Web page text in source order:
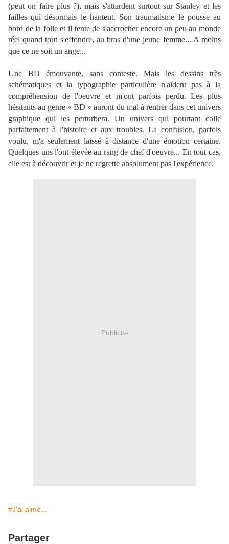
(peut on faire plus ?), mais s'attardent surtout sur Stanley et les
failles qui désormais le hantent. Son traumatisme le pousse au
bord de la folie et il tente de s'accrocher encore un peu au monde
réel quand tout s'effondre, au bras d'une jeune femme... A moins
que ce ne soit un ange...
Une BD émouvante, sans conteste. Mais les dessins très
schématiques et la typographie particulière n'aident pas à la
compréhension de l'oeuvre et m'ont parfois perdu. Les plus
hésitants au genre « BD » auront du mal à rentrer dans cet univers
graphique qui les perturbera. Un univers qui pourtant colle
parfaitement à l'histoire et aux troubles. La confusion, parfois
voulu, m'a seulement laissé à distance d'une émotion certaine.
Quelques uns l'ont élevée au rang de chef d'oeuvre... En tout cas,
elle est à découvrir et je ne regrette absolument pas l'expérience.
Publicité
#J'ai aimé...
Partager